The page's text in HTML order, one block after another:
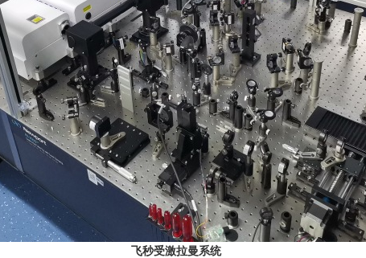
飞秒受激拉曼系统